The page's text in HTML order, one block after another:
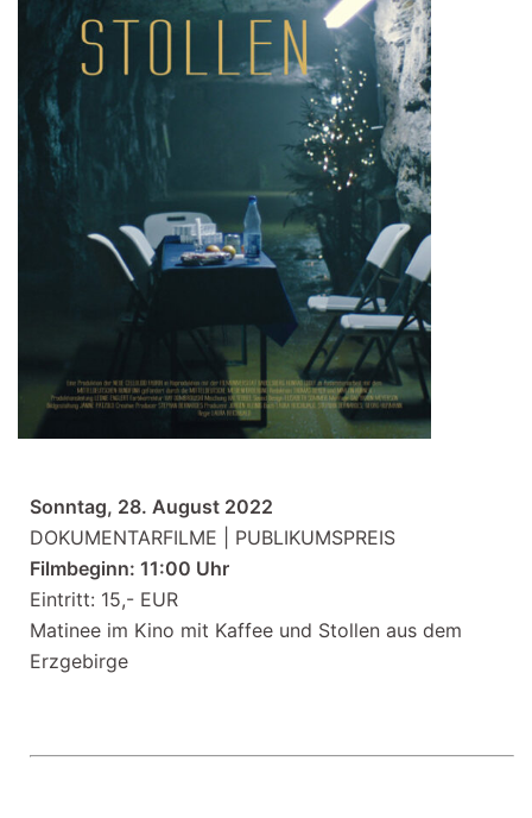
Sonntag, 28. August 2022
DOKUMENTARFILME | PUBLIKUMSPREIS
Filmbeginn: 11:00 Uhr
Eintritt: 15,- EUR
Matinee im Kino mit Kaffee und Stollen aus dem
Erzgebirge